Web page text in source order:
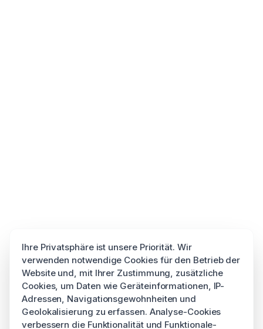
Ihre Privatsphäre ist unsere Priorität. Wir
verwenden notwendige Cookies für den Betrieb der
Website und, mit Ihrer Zustimmung, zusätzliche
Cookies, um Daten wie Geräteinformationen, IP-
Adressen, Navigationsgewohnheiten und
Geolokalisierung zu erfassen. Analyse-Cookies
verbessern die Funktionalität und Funktionale-